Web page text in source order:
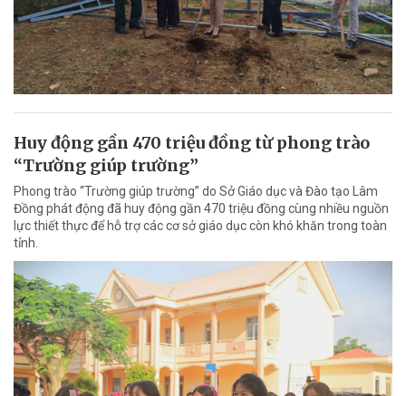
Huy động gần 470 triệu đồng từ phong trào
“Trường giúp trường”
Phong trào “Trường giúp trường” do Sở Giáo dục và Đào tạo Lâm
Đồng phát động đã huy động gần 470 triệu đồng cùng nhiều nguồn
lực thiết thực để hỗ trợ các cơ sở giáo dục còn khó khăn trong toàn
tỉnh.